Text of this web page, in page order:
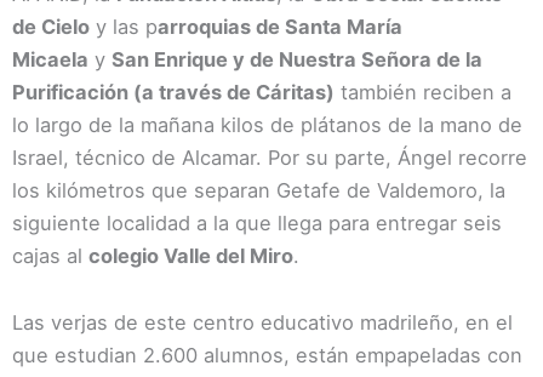
de Cielo y las parroquias de Santa María
Micaela y San Enrique y de Nuestra Señora de la
Purificación (a través de Cáritas) también reciben a
lo largo de la mañana kilos de plátanos de la mano de
Israel, técnico de Alcamar. Por su parte, Ángel recorre
los kilómetros que separan Getafe de Valdemoro, la
siguiente localidad a la que llega para entregar seis
cajas al colegio Valle del Miro.
Las verjas de este centro educativo madrileño, en el
que estudian 2.600 alumnos, están empapeladas con